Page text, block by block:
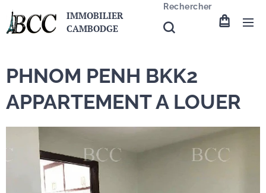
IMMOBILIER
CAMBODGE
Rechercher
PHNOM PENH BKK2
APPARTEMENT A LOUER